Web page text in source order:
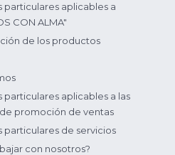
particulares aplicables a
CON ALMA"
de los productos
particulares aplicables a las
promoción de ventas
particulares de servicios
con nosotros?